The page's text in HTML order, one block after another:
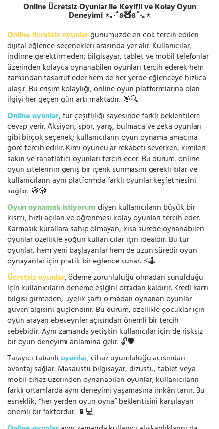
Online Ücretsiz Oyunlar ile Keyifli ve Kolay Oyun
Deneyimi ⋆｡‧˚ʚ🧸ɞ˚‧｡⋆
Online ücretsiz oyunlargünümüzde en çok tercih edilen
dijital eğlence seçenekleri arasında yer alır. Kullanıcılar,
indirme gerektirmeden; bilgisayar, tablet ve mobil telefonlar
üzerinden kolayca oynanabilen oyunları tercih ederek hem
zamandan tasarruf eder hem de her yerde eğlenceye hızlıca
ulaşır. Bu erişim kolaylığı, online oyun platformlarına olan
ilgiyi her geçen gün artırmaktadır. 🎯🔍
Online oyunlar, tür çeşitliliği sayesinde farklı beklentilere
cevap verir. Aksiyon, spor, yarış, bulmaca ve zeka oyunları
gibi birçok seçenek; kullanıcıların oyun oynama amacına
göre tercih edilir. Kimi oyuncular rekabeti severken, kimileri
sakin ve rahatlatıcı oyunları tercih eder. Bu durum, online
oyun sitelerinin geniş bir içerik sunmasını gerekli kılar ve
kullanıcıların aynı platformda farklı oyunlar keşfetmesini
sağlar. 🧭🎲
Oyun oynamak istiyorumdiyen kullanıcıların büyük bir
kısmı, hızlı açılan ve öğrenmesi kolay oyunları tercih eder.
Karmaşık kurallara sahip olmayan, kısa sürede oynanabilen
oyunlar özellikle yoğun kullanıcılar için idealdir. Bu tür
oyunlar, hem yeni başlayanlar hem de uzun süredir oyun
oynayanlar için pratik bir eğlence sunar. ⚡🕹️
Ücretsiz oyunlar, ödeme zorunluluğu olmadan sunulduğu
için kullanıcıların deneme eşiğini ortadan kaldırır. Kredi kartı
bilgisi girmeden, üyelik şartı olmadan oynanan oyunlar
güven algısını güçlendirir. Bu durum, özellikle çocuklar için
oyun arayan ebeveynler açısından önemli bir tercih
sebebidir. Aynı zamanda yetişkin kullanıcılar için de risksiz
bir oyun deneyimi anlamına gelir. 🔓🛡️
Tarayıcı tabanlıoyunlar, cihaz uyumluluğu açısından
avantaj sağlar. Masaüstü bilgisayar, dizüstü, tablet veya
mobil cihaz üzerinden oynanabilen oyunlar, kullanıcıların
farklı ortamlarda aynı deneyimi yaşamasına imkân tanır. Bu
esneklik, “her yerden oyun oyna” beklentisini karşılayan
önemli bir faktördür. 📱💻